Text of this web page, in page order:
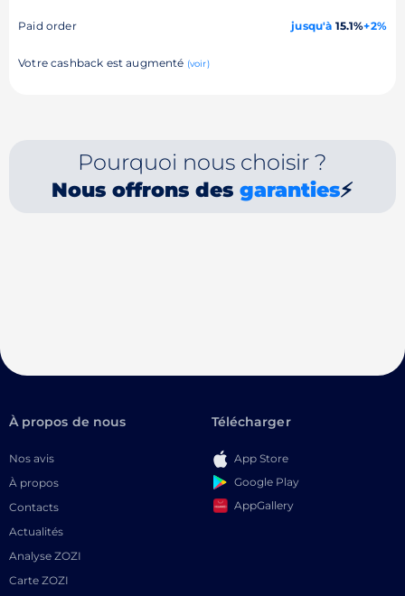
Paid order jusqu'à 15.1%+2%
Votre cashback est augmenté (voir)
Pourquoi nous choisir ?
Nous offrons desgaranties⚡
À propos de nous
Nos avis
À propos
Contacts
Actualités
Analyse ZOZI
Carte ZOZI
Télécharger
App Store
Google Play
AppGallery